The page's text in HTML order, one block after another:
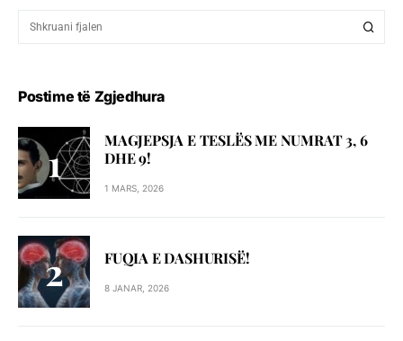
Postime të Zgjedhura
MAGJEPSJA E TESLËS ME NUMRAT 3, 6
DHE 9!
1 MARS, 2026
FUQIA E DASHURISË!
8 JANAR, 2026